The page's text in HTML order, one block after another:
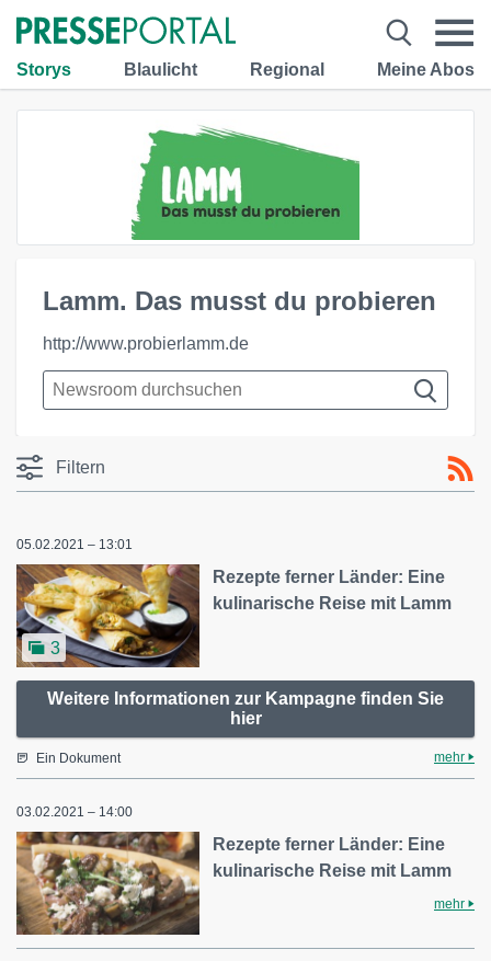
Storys Blaulicht Regional Meine Abos
Lamm. Das musst du probieren
http://www.probierlamm.de
Filtern
05.02.2021 – 13:01
3
Rezepte ferner Länder: Eine
kulinarische Reise mit Lamm
Weitere Informationen zur Kampagne finden Sie
hier
Ein Dokument mehr
03.02.2021 – 14:00
Rezepte ferner Länder: Eine
kulinarische Reise mit Lamm
mehr